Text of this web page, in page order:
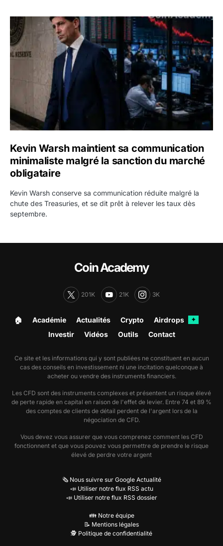
Kevin Warsh maintient sa communication minimaliste
Kevin Warsh maintient sa communication
minimaliste malgré la sanction du marché
obligataire
Kevin Warsh conserve sa communication réduite malgré la
chute des Treasuries, et se dit prêt à relever les taux dès
septembre.
Coin Academy
201K 21K 3K
🏠︎ Académie Actualités Crypto Airdrops ✦
Investir Vidéos Outils Contact
Ce site et les informations qui y sont publiées ne constituent en aucun
cas des conseils en investissement ni une incitation quelconque à
acheter ou vendre des instruments financiers.
Les CFD sont des instruments complexes et présentent un risque élevé
de perte rapide en capital en raison de l'effet de levier. Entre 74 et 89 %
des comptes de clients de détail perdent de l'argent lors de la
négociation de CFD.
Vous devez vous assurer que vous comprenez comment les CFD
fonctionnent et que vous pouvez vous permettre de prendre le risque
élevé de perdre votre argent
🗞️ Nous suivre sur Google Actualité
📣 Utiliser notre flux RSS actu
📣 Utiliser notre flux RSS dossier
👪 Notre équipe
📝 Mentions légales
🕵️ Politique de confidentialité